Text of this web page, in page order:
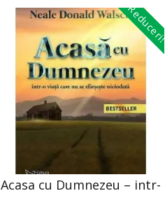
Reduceri!
Acasa cu Dumnezeu – intr-